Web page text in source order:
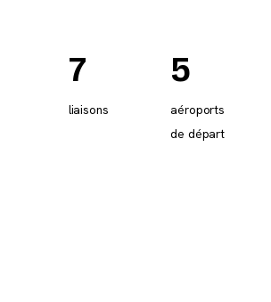
7
liaisons
5
aéroports
de départ